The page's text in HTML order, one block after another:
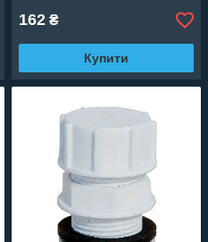
162 ₴
Купити